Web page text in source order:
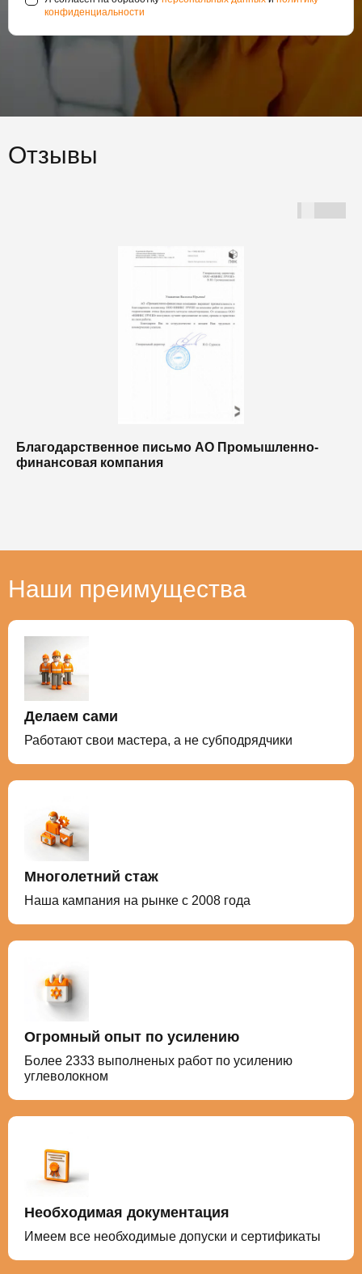
конфиденциальности
Отзывы
Благодарственное письмо АО Промышленно-
финансовая компания
Наши преимущества
Делаем сами
Работают свои мастера, а не субподрядчики
Многолетний стаж
Наша кампания на рынке с 2008 года
Огромный опыт по усилению
Более 2333 выполненых работ по усилению
углеволокном
Необходимая документация
Имеем все необходимые допуски и сертификаты